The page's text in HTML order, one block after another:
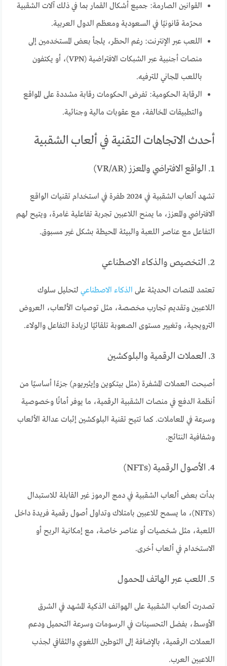
القوانين الصارمة: جميع أشكال القمار بما في ذلك آلات الشقبية
محرّمة قانونيًا في السعودية ومعظم الدول العربية.
اللعب عبر الإنترنت: رغم الحظر، يلجأ بعض المستخدمين إلى
منصات أجنبية عبر الشبكات الافتراضية (VPN)، أو يكتفون
باللعب المجاني للترفيه.
الرقابة الحكومية: تفرض الحكومات رقابة مشددة على المواقع
والتطبيقات المخالفة، مع عقوبات مالية وجنائية.
أحدث الاتجاهات التقنية في ألعاب الشقبية
1. الواقع الافتراضي والمعزز (VR/AR)
تشهد ألعاب الشقبية في 2024 طفرة في استخدام تقنيات الواقع
الافتراضي والمعزز، ما يمنح اللاعبين تجربة تفاعلية غامرة، ويتيح لهم
التفاعل مع عناصر اللعبة والبيئة المحيطة بشكل غير مسبوق.
2. التخصيص والذكاء الاصطناعي
تعتمد المنصات الحديثة على الذكاء الاصطناعي لتحليل سلوك
اللاعبين وتقديم تجارب مخصصة، مثل توصيات الألعاب، العروض
الترويجية، وتغيير مستوى الصعوبة تلقائيًا لزيادة التفاعل والولاء.
3. العملات الرقمية والبلوكشين
أصبحت العملات المشفرة (مثل بيتكوين وإيثيريوم) جزءًا أساسيًا من
أنظمة الدفع في منصات الشقبية الرقمية، ما يوفر أمانًا وخصوصية
وسرعة في المعاملات. كما تتيح تقنية البلوكشين إثبات عدالة الألعاب
وشفافية النتائج.
4. الأصول الرقمية (NFTs)
بدأت بعض ألعاب الشقبية في دمج الرموز غير القابلة للاستبدال
(NFTs)، ما يسمح للاعبين بامتلاك وتداول أصول رقمية فريدة داخل
اللعبة، مثل شخصيات أو عناصر خاصة، مع إمكانية الربح أو
الاستخدام في ألعاب أخرى.
5. اللعب عبر الهاتف المحمول
تصدرت ألعاب الشقبية على الهواتف الذكية المشهد في الشرق
الأوسط، بفضل التحسينات في الرسومات وسرعة التحميل ودعم
العملات الرقمية، بالإضافة إلى التوطين اللغوي والثقافي لجذب
اللاعبين العرب.